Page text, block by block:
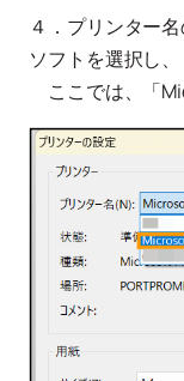
４．プリンター
ソフトを選択し
ここでは、「